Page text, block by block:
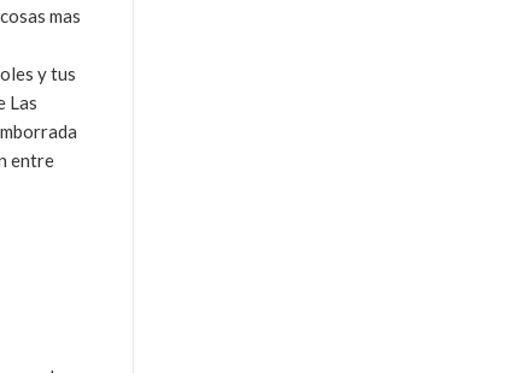
mas
y tus
Las
entre